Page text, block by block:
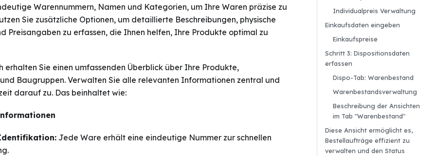
Warennummern, Namen und Kategorien, um Ihre Waren präzise zu
Sie zusätzliche Optionen, um detaillierte Beschreibungen, physische
Preisangaben zu erfassen, die Ihnen helfen, Ihre Produkte optimal zu
erhalten Sie einen umfassenden Überblick über Ihre Produkte,
Baugruppen. Verwalten Sie alle relevanten Informationen zentral und
darauf zu. Das beinhaltet wie:
Jede Ware erhält eine eindeutige Nummer zur schnellen
Individualpreis Verwaltung
Einkaufsdaten eingeben
Einkaufspreise
Schritt 3: Dispositionsdaten
erfassen
Dispo-Tab: Warenbestand
Warenbestandsverwaltung
Beschreibung der Ansichten
im Tab "Warenbestand"
Diese Ansicht ermöglicht es,
Bestellaufträge effizient zu
verwalten und den Status